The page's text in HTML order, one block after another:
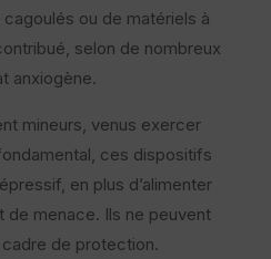
ou de matériels à
selon de nombreux
anxiogène.
mineurs, venus exercer
ces dispositifs
en plus d’alimenter
de menace. Ils ne peuvent
de protection.